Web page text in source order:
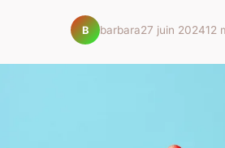
B barbara27 juin 202412